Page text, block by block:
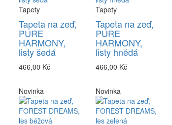
Tapety
Tapeta na zeď,
PURE
HARMONY,
listy šedá
466,00 Kč
Tapety
Tapeta na zeď,
PURE
HARMONY,
listy hnědá
466,00 Kč
Novinka Novinka